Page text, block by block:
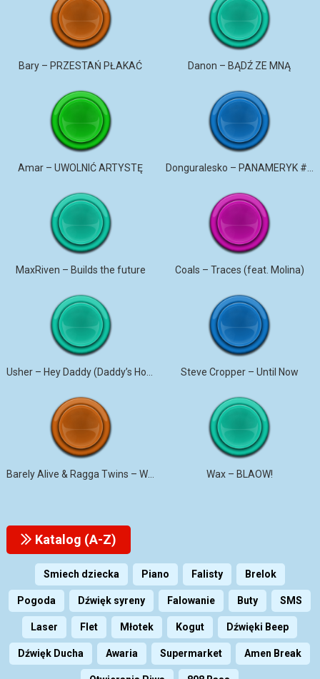
Bary – PRZESTAŃ PŁAKAĆ Danon – BĄDŹ ZE MNĄ
Amar – UWOLNIĆ ARTYSTĘ
MaxRiven – Builds the future Coals – Traces (feat. Molina)
Steve Cropper – Until Now
Barely Alive & Ragga Twins – We Set It Wax – BLAOW!
Katalog (A-Z)
Smiech dziecka Piano Falisty Brelok
Pogoda Dźwięk syreny Falowanie Buty SMS
Laser Flet Młotek Kogut Dźwięki Beep
Dźwięk Ducha Awaria Supermarket Amen Break